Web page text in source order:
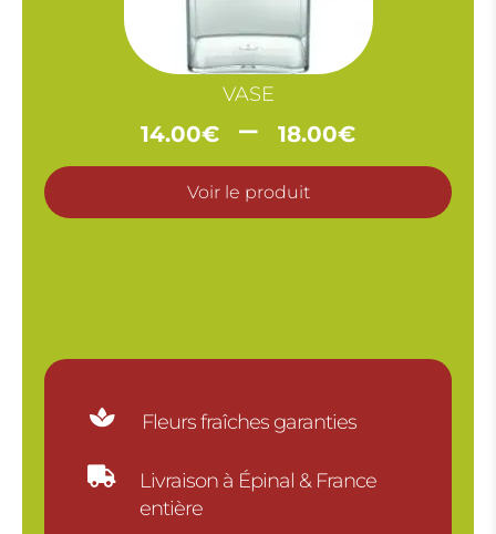
VASE
14.00€ – 18.00€Plage
de
prix :
14.00€
Voir le produit
 Fleurs fraîches garanties

Livraison à Épinal & France
entière